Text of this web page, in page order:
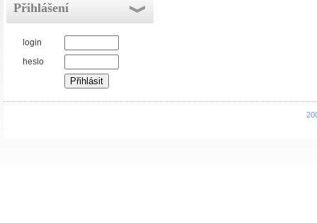
Přihlášení
login
heslo